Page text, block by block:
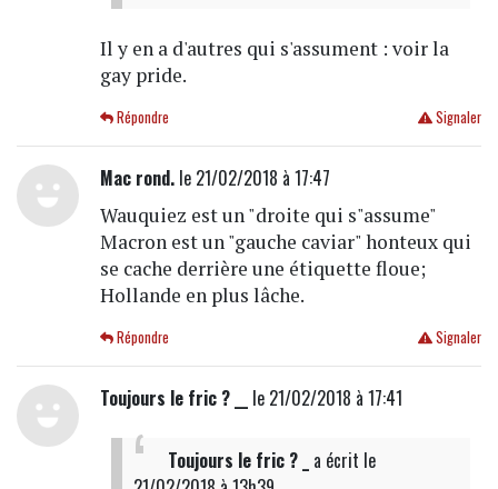
Il y en a d'autres qui s'assument : voir la
gay pride.
Signaler
Répondre
Mac rond.le 21/02/2018 à 17:47
Wauquiez est un "droite qui s"assume"
Macron est un "gauche caviar" honteux qui
se cache derrière une étiquette floue;
Hollande en plus lâche.
Signaler
Répondre
Toujours le fric ? __ le 21/02/2018 à 17:41
Toujours le fric ? _ a écrit le